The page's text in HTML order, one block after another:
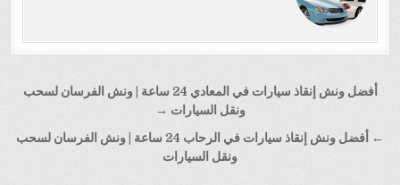
تصفّح
أفضل ونش إنقاذ سيارات في المعادي 24 ساعة | ونش الفرسان لسحب
ونقل السيارات →
← أفضل ونش إنقاذ سيارات في الرحاب 24 ساعة | ونش الفرسان لسحب
ونقل السيارات